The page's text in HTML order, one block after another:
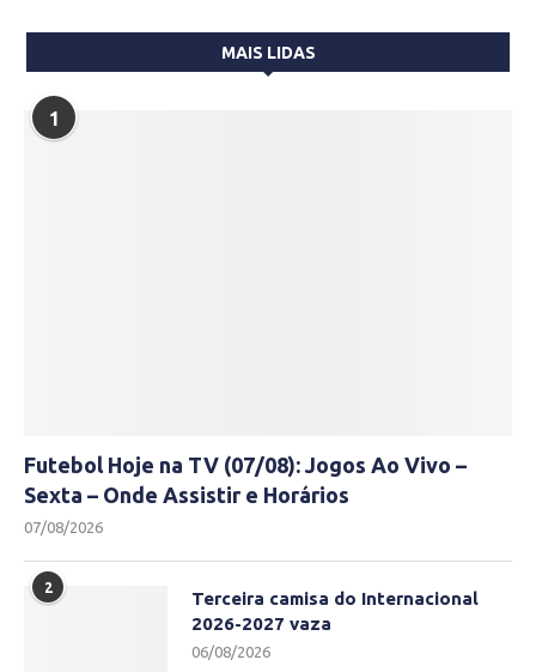
MAIS LIDAS
1
Futebol Hoje na TV (07/08): Jogos Ao Vivo –
Sexta – Onde Assistir e Horários
07/08/2026
2
Terceira camisa do Internacional
2026-2027 vaza
06/08/2026